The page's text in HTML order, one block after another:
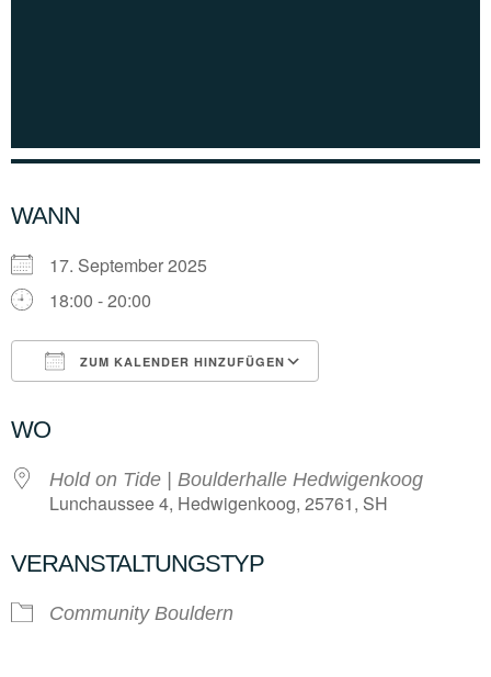
WANN
17. September 2025
18:00 - 20:00
ZUM KALENDER HINZUFÜGEN
WO
Hold on Tide | Boulderhalle Hedwigenkoog
Lunchaussee 4, Hedwigenkoog, 25761, SH
VERANSTALTUNGSTYP
Community Bouldern